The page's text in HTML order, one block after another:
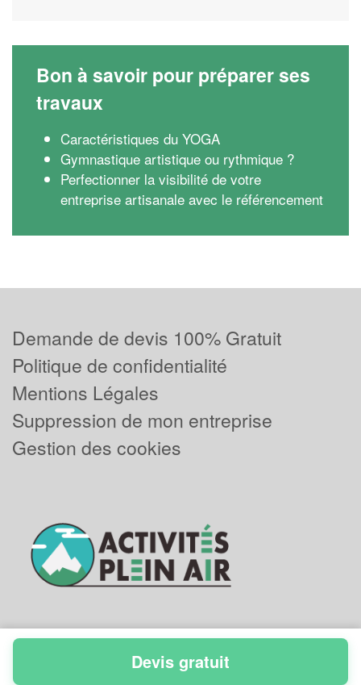
Bon à savoir pour préparer ses
travaux
Caractéristiques du YOGA
Gymnastique artistique ou rythmique ?
Perfectionner la visibilité de votre
entreprise artisanale avec le référencement
Demande de devis 100% Gratuit
Politique de confidentialité
Mentions Légales
Suppression de mon entreprise
Gestion des cookies
Powered byPlus que pro
Devis gratuit